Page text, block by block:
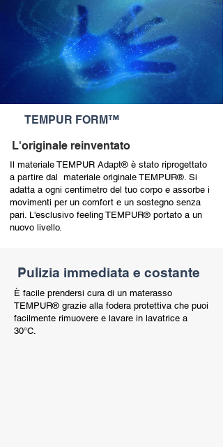
TEMPUR FORM™
L'originale reinventato
Il materiale TEMPUR Adapt® è stato riprogettato
a partire dal materiale originale TEMPUR®. Si
adatta a ogni centimetro del tuo corpo e assorbe i
movimenti per un comfort e un sostegno senza
pari. L'esclusivo feeling TEMPUR® portato a un
nuovo livello.
Pulizia immediata e costante
È facile prendersi cura di un materasso
TEMPUR® grazie alla fodera protettiva che puoi
facilmente rimuovere e lavare in lavatrice a
30°C.